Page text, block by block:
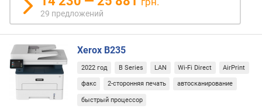
б
к
а
р
т
р
и
д
29 предложений
Xerox B235
2022 год B Series LAN Wi-Fi Direct AirPrint
факс 2-сторонняя печать автосканирование
быстрый процессор